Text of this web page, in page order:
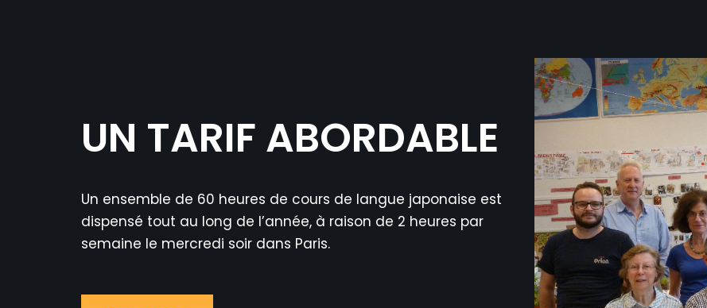
UN TARIF ABORDABLE
Un ensemble de 60 heures de cours de langue japonaise est
dispensé tout au long de l’année, à raison de 2 heures par
semaine le mercredi soir dans Paris.